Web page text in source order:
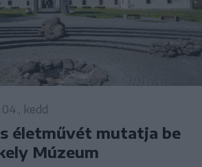
kedd
életművét mutatja be
Múzeum